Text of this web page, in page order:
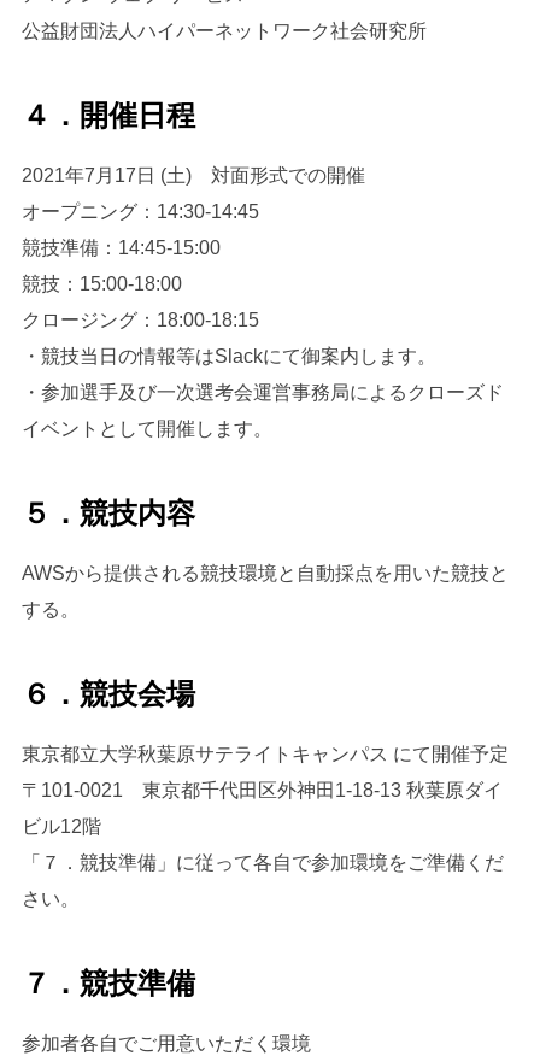
公益財団法人ハイパーネットワーク社会研究所
４．開催日程
2021年7月17日 (土) 対面形式での開催
オープニング：14:30-14:45
競技準備：14:45-15:00
競技：15:00-18:00
クロージング：18:00-18:15
・競技当日の情報等はSlackにて御案内します。
・参加選手及び一次選考会運営事務局によるクローズド
イベントとして開催します。
５．競技内容
AWSから提供される競技環境と自動採点を用いた競技と
する。
６．競技会場
東京都立大学秋葉原サテライトキャンパス にて開催予定
〒101-0021 東京都千代田区外神田1-18-13 秋葉原ダイ
ビル12階
「７．競技準備」に従って各自で参加環境をご準備くだ
さい。
７．競技準備
参加者各自でご用意いただく環境